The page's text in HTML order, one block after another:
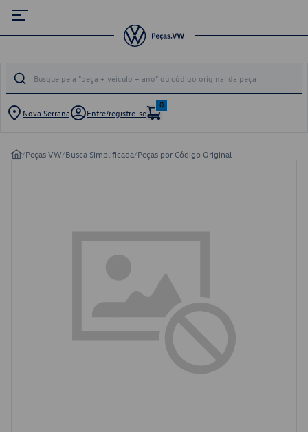
Nova Serrana Entre/registre-se
0
/Peças VW/Busca Simplificada/Peças por Código Original